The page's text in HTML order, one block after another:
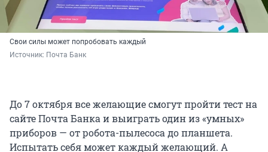
Свои силы может попробовать каждый
Источник: Почта Банк
До 7 октября все желающие смогут пройти тест на
сайте Почта Банка и выиграть один из «умных»
приборов — от робота-пылесоса до планшета.
Испытать себя может каждый желающий. А